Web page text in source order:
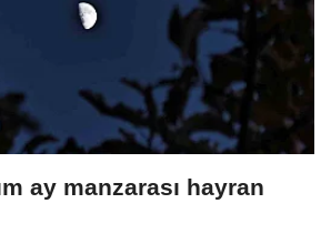
ay manzarası hayran